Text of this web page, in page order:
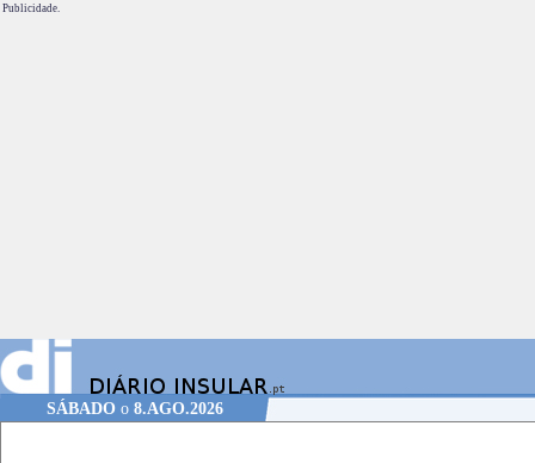
Publicidade.
SÁBADOo 8.AGO.2026